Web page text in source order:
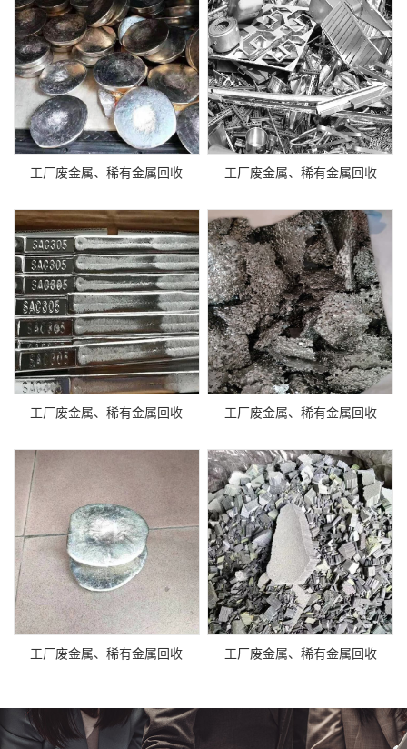
工厂废金属、稀有金属回收 工厂废金属、稀有金属回收
工厂废金属、稀有金属回收 工厂废金属、稀有金属回收
工厂废金属、稀有金属回收 工厂废金属、稀有金属回收